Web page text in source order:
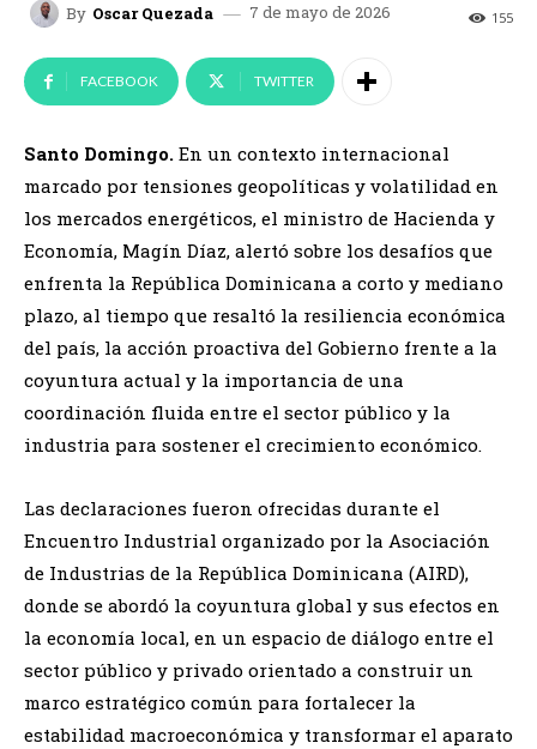
By Oscar Quezada 7 de mayo de 2026 155
FACEBOOK TWITTER
Santo Domingo. En un contexto internacional
marcado por tensiones geopolíticas y volatilidad en
los mercados energéticos, el ministro de Hacienda y
Economía, Magín Díaz, alertó sobre los desafíos que
enfrenta la República Dominicana a corto y mediano
plazo, al tiempo que resaltó la resiliencia económica
del país, la acción proactiva del Gobierno frente a la
coyuntura actual y la importancia de una
coordinación fluida entre el sector público y la
industria para sostener el crecimiento económico.
Las declaraciones fueron ofrecidas durante el
Encuentro Industrial organizado por la Asociación
de Industrias de la República Dominicana (AIRD),
donde se abordó la coyuntura global y sus efectos en
la economía local, en un espacio de diálogo entre el
sector público y privado orientado a construir un
marco estratégico común para fortalecer la
estabilidad macroeconómica y transformar el aparato